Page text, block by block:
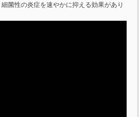
細菌性の炎症を速やかに抑える効果があり